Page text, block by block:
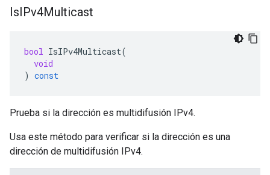
IsIPv4Multicast
bool IsIPv4Multicast(
void
) const
Prueba si la dirección es multidifusión IPv4.
Usa este método para verificar si la dirección es una
dirección de multidifusión IPv4.